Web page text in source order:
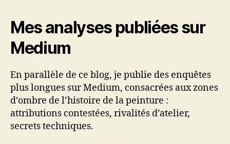
Mes analyses publiées sur
Medium
En parallèle de ce blog, je publie des enquêtes
plus longues sur Medium, consacrées aux zones
d’ombre de l’histoire de la peinture :
attributions contestées, rivalités d’atelier,
secrets techniques.